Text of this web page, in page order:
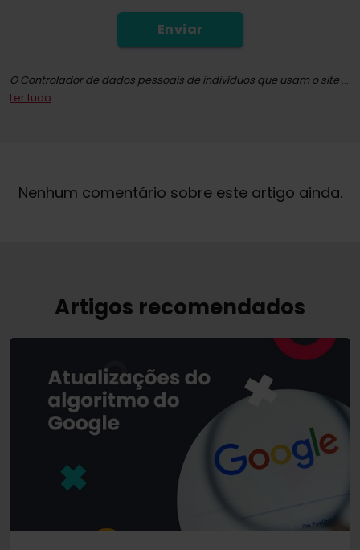
Enviar
O Controlador de dados pessoais de indivíduos que usam o site whitepress.com e todas as suas subpáginas (doravante: o Serviço) na aceção do Regulamento (UE) 2016/679 do Parlamento Europeu e do Conselho, de 27 de abril de 2016, sobre a proteção das pessoas singulares no que diz respeito ao tratamento de dados pessoais e à livre circulação desses dados, e que revoga a Diretiva 95/46/CE (doravante RGPD) é coletivamente "WhitePress" Spółka z ograniczoną odpowiedzialnością com sede em Bielsko-Biała, em ul. Legionów 26/28, inscrita no Registo dos Empresários do Registo dos Tribunais Nacionais, mantido pelo Tribunal Distrital de Bielsko-Biała, 8ª Divisão Económica do Registo dos Tribunais Nacionais, com o número KRS: 0000651339, NIP: 9372667797, REGON: 243400145 e as outras empresas do Grupo
Ao inscrever-se para a newsletter, você concorda em receber informações comerciais por meio de comunicação eletrónica, especialmente e-mail, sobre marketing direto de serviços e produtos oferecidos pela WhitePress sp. z o.o. e pelos seus parceiros comerciais de confiança interessados em comercializar os seus próprios produtos ou serviços. A base legal para o processamento dos seus dados pessoais é dada por consentimento (Art. 6 (1) (a) GDPR).
Ler tudo
Nenhum comentário sobre este artigo ainda.
Artigos recomendados